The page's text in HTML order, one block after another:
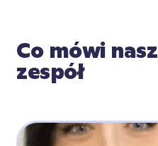
Co mówi nasz
zespół